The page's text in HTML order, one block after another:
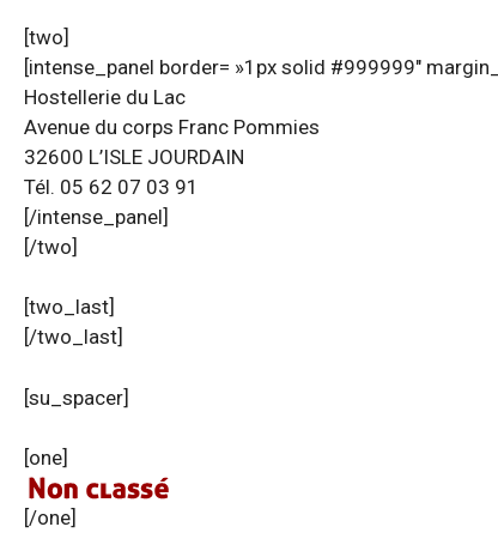
[two]
[intense_panel border= »1px solid #999999″
Hostellerie du Lac
Avenue du corps Franc Pommies
32600 L’ISLE JOURDAIN
Tél. 05 62 07 03 91
[/intense_panel]
[/two]
[two_last]
[/two_last]
[su_spacer]
[one]
[/one]